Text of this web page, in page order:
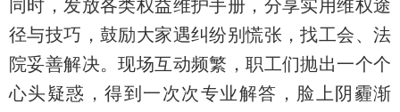
同时，发放各类权益维护手册，分享实用维权途
径与技巧，鼓励大家遇纠纷别慌张，找工会、法
院妥善解决。现场互动频繁，职工们抛出一个个
心头疑惑，得到一次次专业解答，脸上阴霾渐